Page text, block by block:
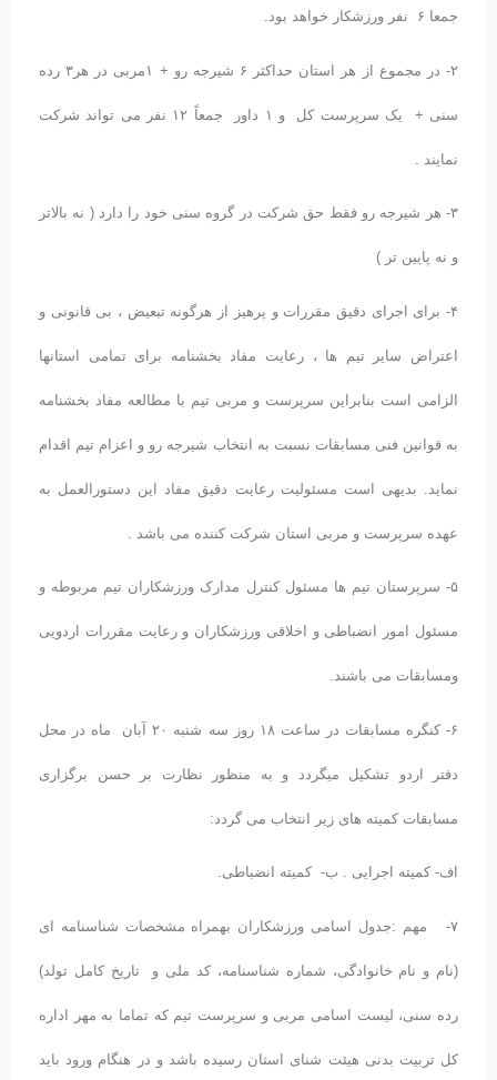
جمعا ۶ نفر ورزشکار خواهد بود.
۲- در مجموع از هر استان حداکثر ۶ شیرجه رو + ۱مربی در هر۳ رده
سنی + یک سرپرست کل و ۱ داور جمعاً ۱۲ نفر می تواند شرکت
نمایند .
۳- هر شیرجه رو فقط حق شرکت در گروه سنی خود را دارد ( نه بالاتر
و نه پایین تر )
۴- برای اجرای دقیق مقررات و پرهیز از هرگونه تبعیض ، بی قانونی و
اعتراض سایر تیم ها ، رعایت مفاد بخشنامه برای تمامی استانها
الزامی است بنابراین سرپرست و مربی تیم با مطالعه مفاد بخشنامه
به قوانین فنی مسابقات نسبت به انتخاب شیرجه رو و اعزام تیم اقدام
نماید. بدیهی است مسئولیت رعایت دقیق مفاد این دستورالعمل به
عهده سرپرست و مربی استان شرکت کننده می باشد .
۵- سرپرستان تیم ها مسئول کنترل مدارک ورزشکاران تیم مربوطه و
مسئول امور انضباطی و اخلاقی ورزشکاران و رعایت مقررات اردویی
ومسابقات می باشند.
۶- کنگره مسابقات در ساعت ۱۸ روز سه شنبه ۲۰ آبان ماه در محل
دفتر اردو تشکیل میگردد و به منظور نظارت بر حسن برگزاری
مسابقات کمیته های زیر انتخاب می گردد:
اف- کمیته اجرایی . ب- کمیته انضباطی.
۷- مهم :جدول اسامی ورزشکاران بهمراه مشخصات شناسنامه ای
(نام و نام خانوادگی، شماره شناسنامه، کد ملی و تاریخ کامل تولد)
رده سنی، لیست اسامی مربی و سرپرست تیم که تماما به مهر اداره
کل تربیت بدنی هیئت شنای استان رسیده باشد و در هنگام ورود باید